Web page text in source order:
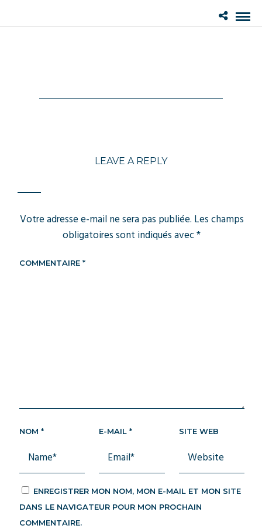
LEAVE A REPLY
Votre adresse e-mail ne sera pas publiée. Les champs
obligatoires sont indiqués avec*
COMMENTAIRE *
NOM * E-MAIL* SITE WEB
ENREGISTRER MON NOM, MON E-MAIL ET MON SITE
DANS LE NAVIGATEUR POUR MON PROCHAIN
COMMENTAIRE.